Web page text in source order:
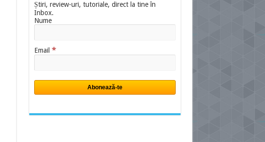
Știri, review-uri, tutoriale, direct la tine în
Inbox.
Nume
Email *